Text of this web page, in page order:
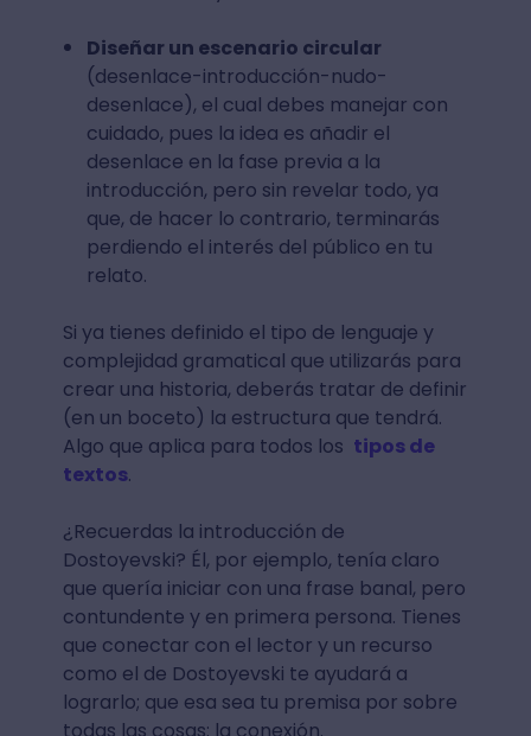
Diseñar un escenario circular
(desenlace-introducción-nudo-
desenlace), el cual debes manejar con
cuidado, pues la idea es añadir el
desenlace en la fase previa a la
introducción, pero sin revelar todo, ya
que, de hacer lo contrario, terminarás
perdiendo el interés del público en tu
relato.
Si ya tienes definido el tipo de lenguaje y
complejidad gramatical que utilizarás para
crear una historia, deberás tratar de definir
(en un boceto) la estructura que tendrá.
Algo que aplica para todos los tipos de
textos.
¿Recuerdas la introducción de
Dostoyevski? Él, por ejemplo, tenía claro
que quería iniciar con una frase banal, pero
contundente y en primera persona. Tienes
que conectar con el lector y un recurso
como el de Dostoyevski te ayudará a
lograrlo; que esa sea tu premisa por sobre
todas las cosas: la conexión.